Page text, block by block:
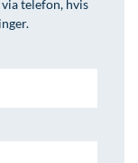
telefon, hvis